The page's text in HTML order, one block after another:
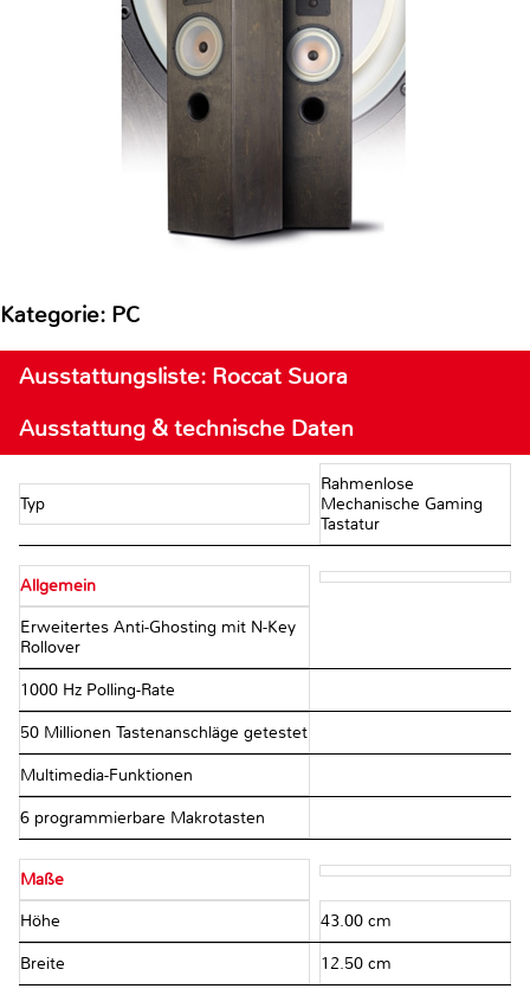
Kategorie: PC
Ausstattungsliste: Roccat Suora
Ausstattung & technische Daten
Typ
Rahmenlose
Mechanische Gaming
Tastatur
Allgemein
Erweitertes Anti-Ghosting mit N-Key
Rollover
1000 Hz Polling-Rate
50 Millionen Tastenanschläge getestet
Multimedia-Funktionen
6 programmierbare Makrotasten
Maße
Höhe 43.00 cm
Breite 12.50 cm